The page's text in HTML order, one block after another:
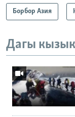
Борбор Азия
Дагы